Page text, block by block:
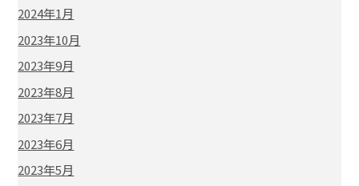
2024年1月
2023年10月
2023年9月
2023年8月
2023年7月
2023年6月
2023年5月